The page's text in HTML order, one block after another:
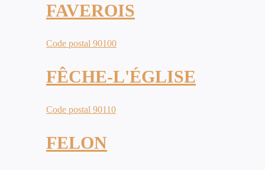
FAVEROIS
Code postal 90100
FÊCHE-L'ÉGLISE
Code postal 90110
FELON